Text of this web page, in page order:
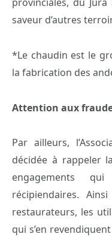
saveur d’autres
*Le chaudin est le
la fabrication des
Attention aux
Par ailleurs,
décidée à rappeler
engagements
récipiendaires.
restaurateurs, les
qui s’en